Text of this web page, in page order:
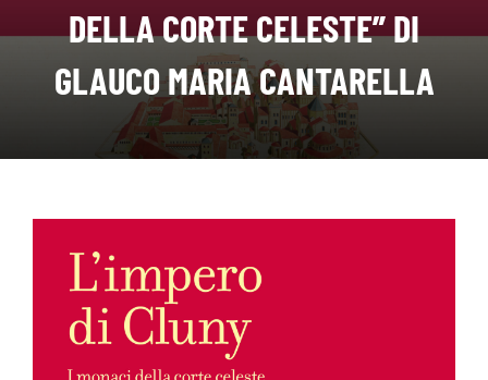
CONTATTI
DELLA CORTE CELESTE” DI
GLAUCO MARIA CANTARELLA